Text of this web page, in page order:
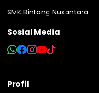
SMK Bintang Nusantara
Sosial Media
Profil